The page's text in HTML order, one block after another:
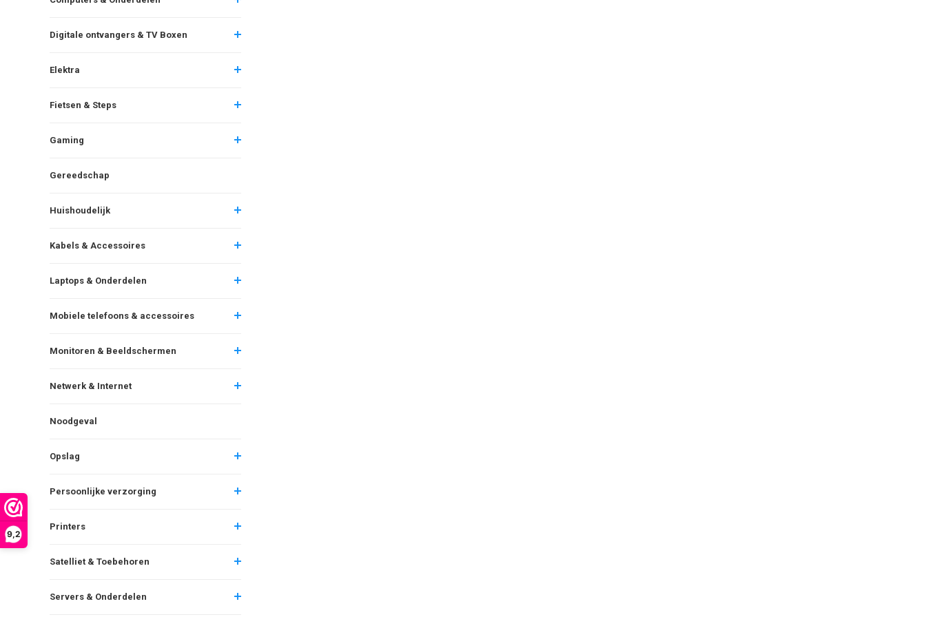
9,2
Digitale ontvangers & TV Boxen
Elektra
Fietsen & Steps
Gaming
Gereedschap
Huishoudelijk
Kabels & Accessoires
Laptops & Onderdelen
Mobiele telefoons & accessoires
Monitoren & Beeldschermen
Netwerk & Internet
Noodgeval
Opslag
Persoonlijke verzorging
Printers
Satelliet & Toebehoren
Servers & Onderdelen